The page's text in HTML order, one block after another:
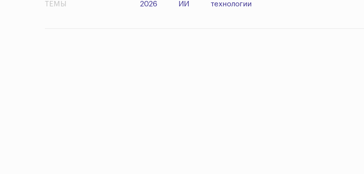
ТЕМЫ 2026 ИИ технологии